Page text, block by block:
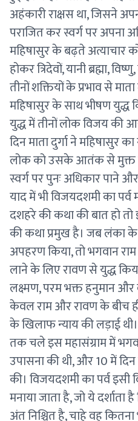
अहंकारी राक्षस था, जिसने
पराजित कर स्वर्ग पर अपना
महिषासुर के बढ़ते अत्याचार
होकर त्रिदेवों, यानी ब्रह्मा,
तीनों शक्तियों के प्रभाव से
महिषासुर के साथ भीषण युद्ध
युद्ध में तीनों लोक विजय
दिन माता दुर्गा ने महिषासुर
लोक को उसके आतंक से मुक्त
स्वर्ग पर पुनः अधिकार पाने
याद में भी विजयदशमी का पर्व
दशहरे की कथा की बात हो तो
की कथा प्रमुख है। जब लंका के
अपहरण किया, तो भगवान
लाने के लिए रावण से युद्ध
लक्ष्मण, परम भक्त हनुमान और
केवल राम और रावण के बीच
के खिलाफ न्याय की लड़ाई
तक चले इस महासंग्राम में
उपासना की थी, और 10 में
की। विजयदशमी का पर्व
मनाया जाता है, जो ये
अंत निश्चित है, चाहे वह कितना